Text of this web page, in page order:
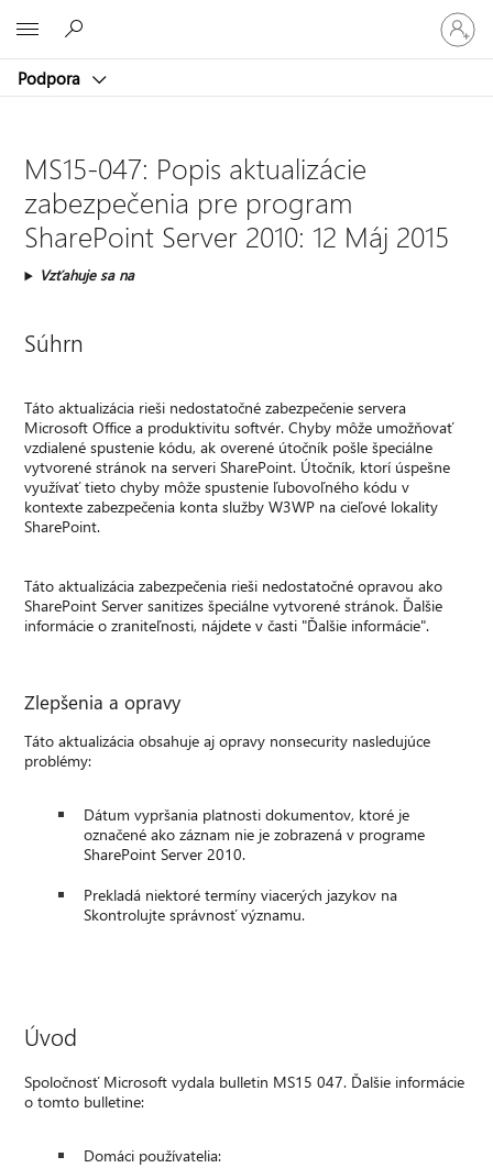
Podpora
Prihláste
sa
k
kontu
MS15-047: Popis aktualizácie
zabezpečenia pre program
SharePoint Server 2010: 12 Máj 2015
Vzťahuje sa na
Súhrn
Táto aktualizácia rieši nedostatočné zabezpečenie servera
Microsoft Office a produktivitu softvér. Chyby môže umožňovať
vzdialené spustenie kódu, ak overené útočník pošle špeciálne
vytvorené stránok na serveri SharePoint. Útočník, ktorí úspešne
využívať tieto chyby môže spustenie ľubovoľného kódu v
kontexte zabezpečenia konta služby W3WP na cieľové lokality
SharePoint.
Táto aktualizácia zabezpečenia rieši nedostatočné opravou ako
SharePoint Server sanitizes špeciálne vytvorené stránok. Ďalšie
informácie o zraniteľnosti, nájdete v časti "Ďalšie informácie".
Zlepšenia a opravy
Táto aktualizácia obsahuje aj opravy nonsecurity nasledujúce
problémy:
Dátum vypršania platnosti dokumentov, ktoré je
označené ako záznam nie je zobrazená v programe
SharePoint Server 2010.
Prekladá niektoré termíny viacerých jazykov na
Skontrolujte správnosť významu.
Úvod
Spoločnosť Microsoft vydala bulletin MS15 047. Ďalšie informácie
o tomto bulletine:
Domáci používatelia: